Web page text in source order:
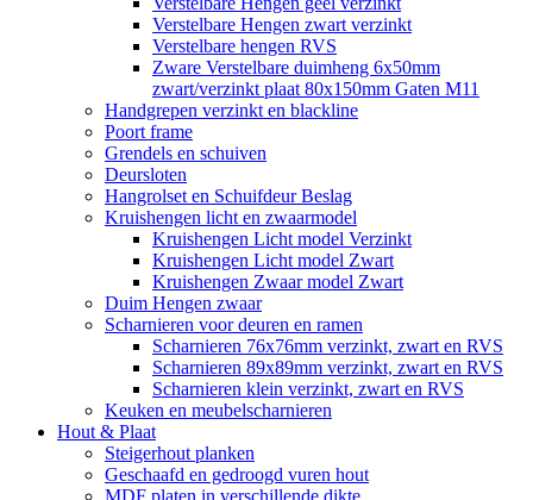
Verstelbare Hengen zwart verzinkt
Verstelbare hengen RVS
Zware Verstelbare duimheng 6x50mm
zwart/verzinkt plaat 80x150mm Gaten M11
Handgrepen verzinkt en blackline
Poort frame
Grendels en schuiven
Deursloten
Hangrolset en Schuifdeur Beslag
Kruishengen licht en zwaarmodel
Kruishengen Licht model Verzinkt
Kruishengen Licht model Zwart
Kruishengen Zwaar model Zwart
Duim Hengen zwaar
Scharnieren voor deuren en ramen
Scharnieren 76x76mm verzinkt, zwart en RVS
Scharnieren 89x89mm verzinkt, zwart en RVS
Scharnieren klein verzinkt, zwart en RVS
Keuken en meubelscharnieren
Hout & Plaat
Steigerhout planken
Geschaafd en gedroogd vuren hout
MDF platen in verschillende dikte